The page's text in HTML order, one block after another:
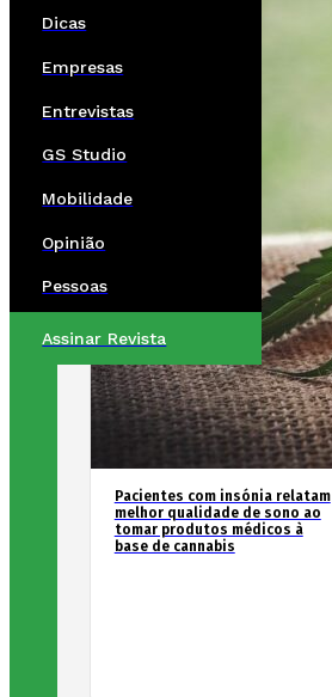
Dicas
Empresas
Entrevistas
GS Studio
Mobilidade
Opinião
Pessoas
Assinar Revista
Pacientes com insónia relatam
melhor qualidade de sono ao
tomar produtos médicos à
base de cannabis